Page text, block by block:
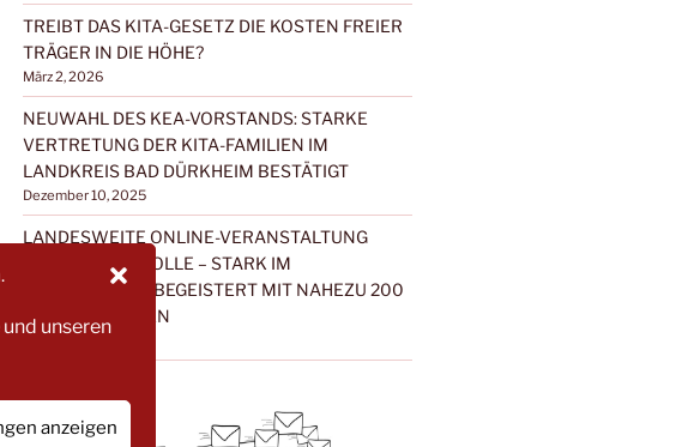
unseren
anzeigen
TREIBT DAS KITA-GESETZ DIE KOSTEN FREIER
TRÄGER IN DIE HÖHE?
März 2, 2026
NEUWAHL DES KEA-VORSTANDS: STARKE
VERTRETUNG DER KITA-FAMILIEN IM
LANDKREIS BAD DÜRKHEIM BESTÄTIGT
Dezember 10, 2025
LANDESWEITE ONLINE-VERANSTALTUNG
„KLAR IN DER ROLLE – STARK IM
MITEINANDER“ BEGEISTERT MIT NAHEZU 200
TEILNEHMENDEN